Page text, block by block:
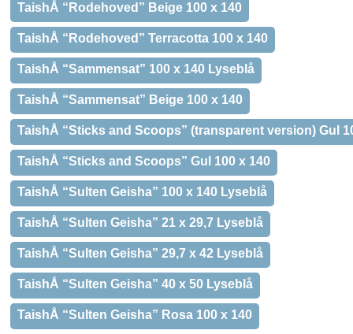
TaishÅ “Rodehoved” Beige 100 x 140
TaishÅ “Rodehoved” Terracotta 100 x 140
TaishÅ “Sammensat” 100 x 140 Lyseblå
TaishÅ “Sammensat” Beige 100 x 140
TaishÅ “Sticks and Scoops” (transparent version) Gul
TaishÅ “Sticks and Scoops” Gul 100 x 140
TaishÅ “Sulten Geisha” 100 x 140 Lyseblå
TaishÅ “Sulten Geisha” 21 x 29,7 Lyseblå
TaishÅ “Sulten Geisha” 29,7 x 42 Lyseblå
TaishÅ “Sulten Geisha” 40 x 50 Lyseblå
TaishÅ “Sulten Geisha” Rosa 100 x 140